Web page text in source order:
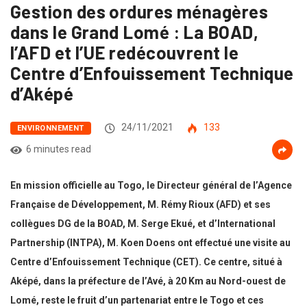
Gestion des ordures ménagères
dans le Grand Lomé : La BOAD,
l’AFD et l’UE redécouvrent le
Centre d’Enfouissement Technique
d’Aképé
ENVIRONNEMENT 24/11/2021
133
6 minutes read
En mission officielle au Togo, le Directeur général de l’Agence
Française de Développement, M. Rémy Rioux (AFD) et ses
collègues DG de la BOAD, M. Serge Ekué, et d’International
Partnership (INTPA), M. Koen Doens ont effectué une visite au
Centre d’Enfouissement Technique (CET). Ce centre, situé à
Aképé, dans la préfecture de l’Avé, à 20 Km au Nord-ouest de
Lomé, reste le fruit d’un partenariat entre le Togo et ces